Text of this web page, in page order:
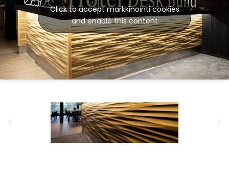
Click to accept markkinointi cookies
and enable this content